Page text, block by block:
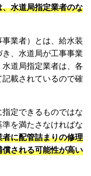
水道局指定業者のな
業者）とは、給水装
、水道局が工事事業
道局指定業者は、各
載されているので確
定できるものではな
を満たさなければな
に配管詰まりの修理
される可能性が高い